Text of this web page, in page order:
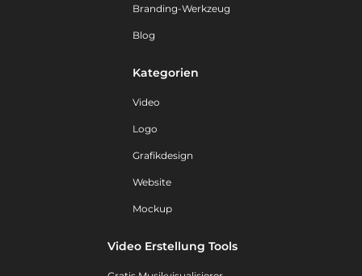
Branding-Werkzeug
Blog
Kategorien
Video
Logo
Grafikdesign
Website
Mockup
Video Erstellung Tools